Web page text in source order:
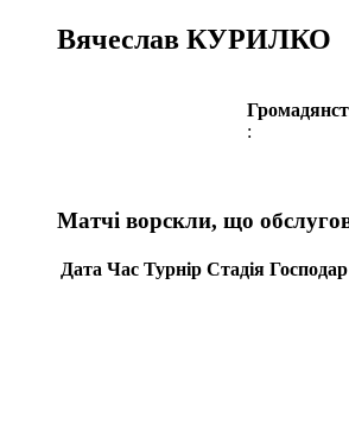
Вячеслав КУРИЛКО
:
Матчі ворскли, що
Дата Час Турнір Стадія Господар